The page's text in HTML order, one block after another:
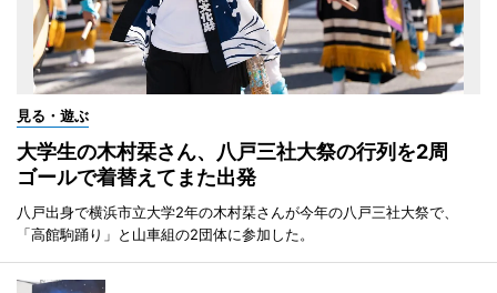
見る・遊ぶ
大学生の木村栞さん、八戸三社大祭の行列を2周
ゴールで着替えてまた出発
八戸出身で横浜市立大学2年の木村栞さんが今年の八戸三社大祭で、
「高館駒踊り」と山車組の2団体に参加した。